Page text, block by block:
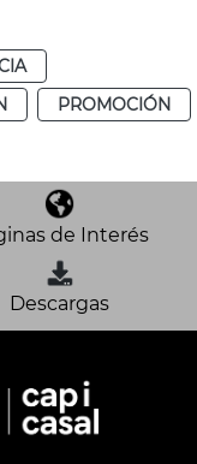
PROMOCIÓN
de Interés
Descargas